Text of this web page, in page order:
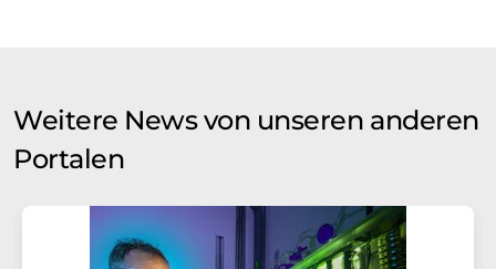
Weitere News von unseren anderen
Portalen